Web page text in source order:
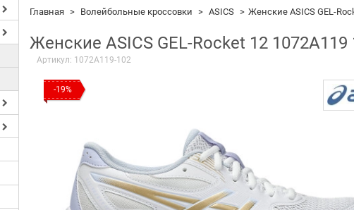
Главная Волейбольные кроссовки ASICS Женские ASICS GEL-
Женские ASICS GEL-Rocket 12 1072A119
Артикул: 1072A119-102
-19%